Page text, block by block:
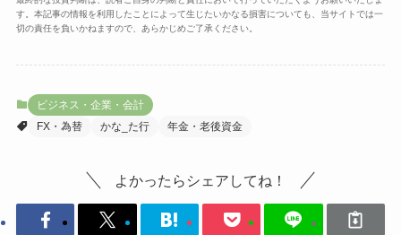
す。本記事の情報を利用したことによって生じたいかなる損害についても、当サイトでは一
切の責任を負いかねますので、あらかじめご了承ください。
ビジネス・企業・会計
FX・為替
かな_た行 年金・老後資金
よかったらシェアしてね！